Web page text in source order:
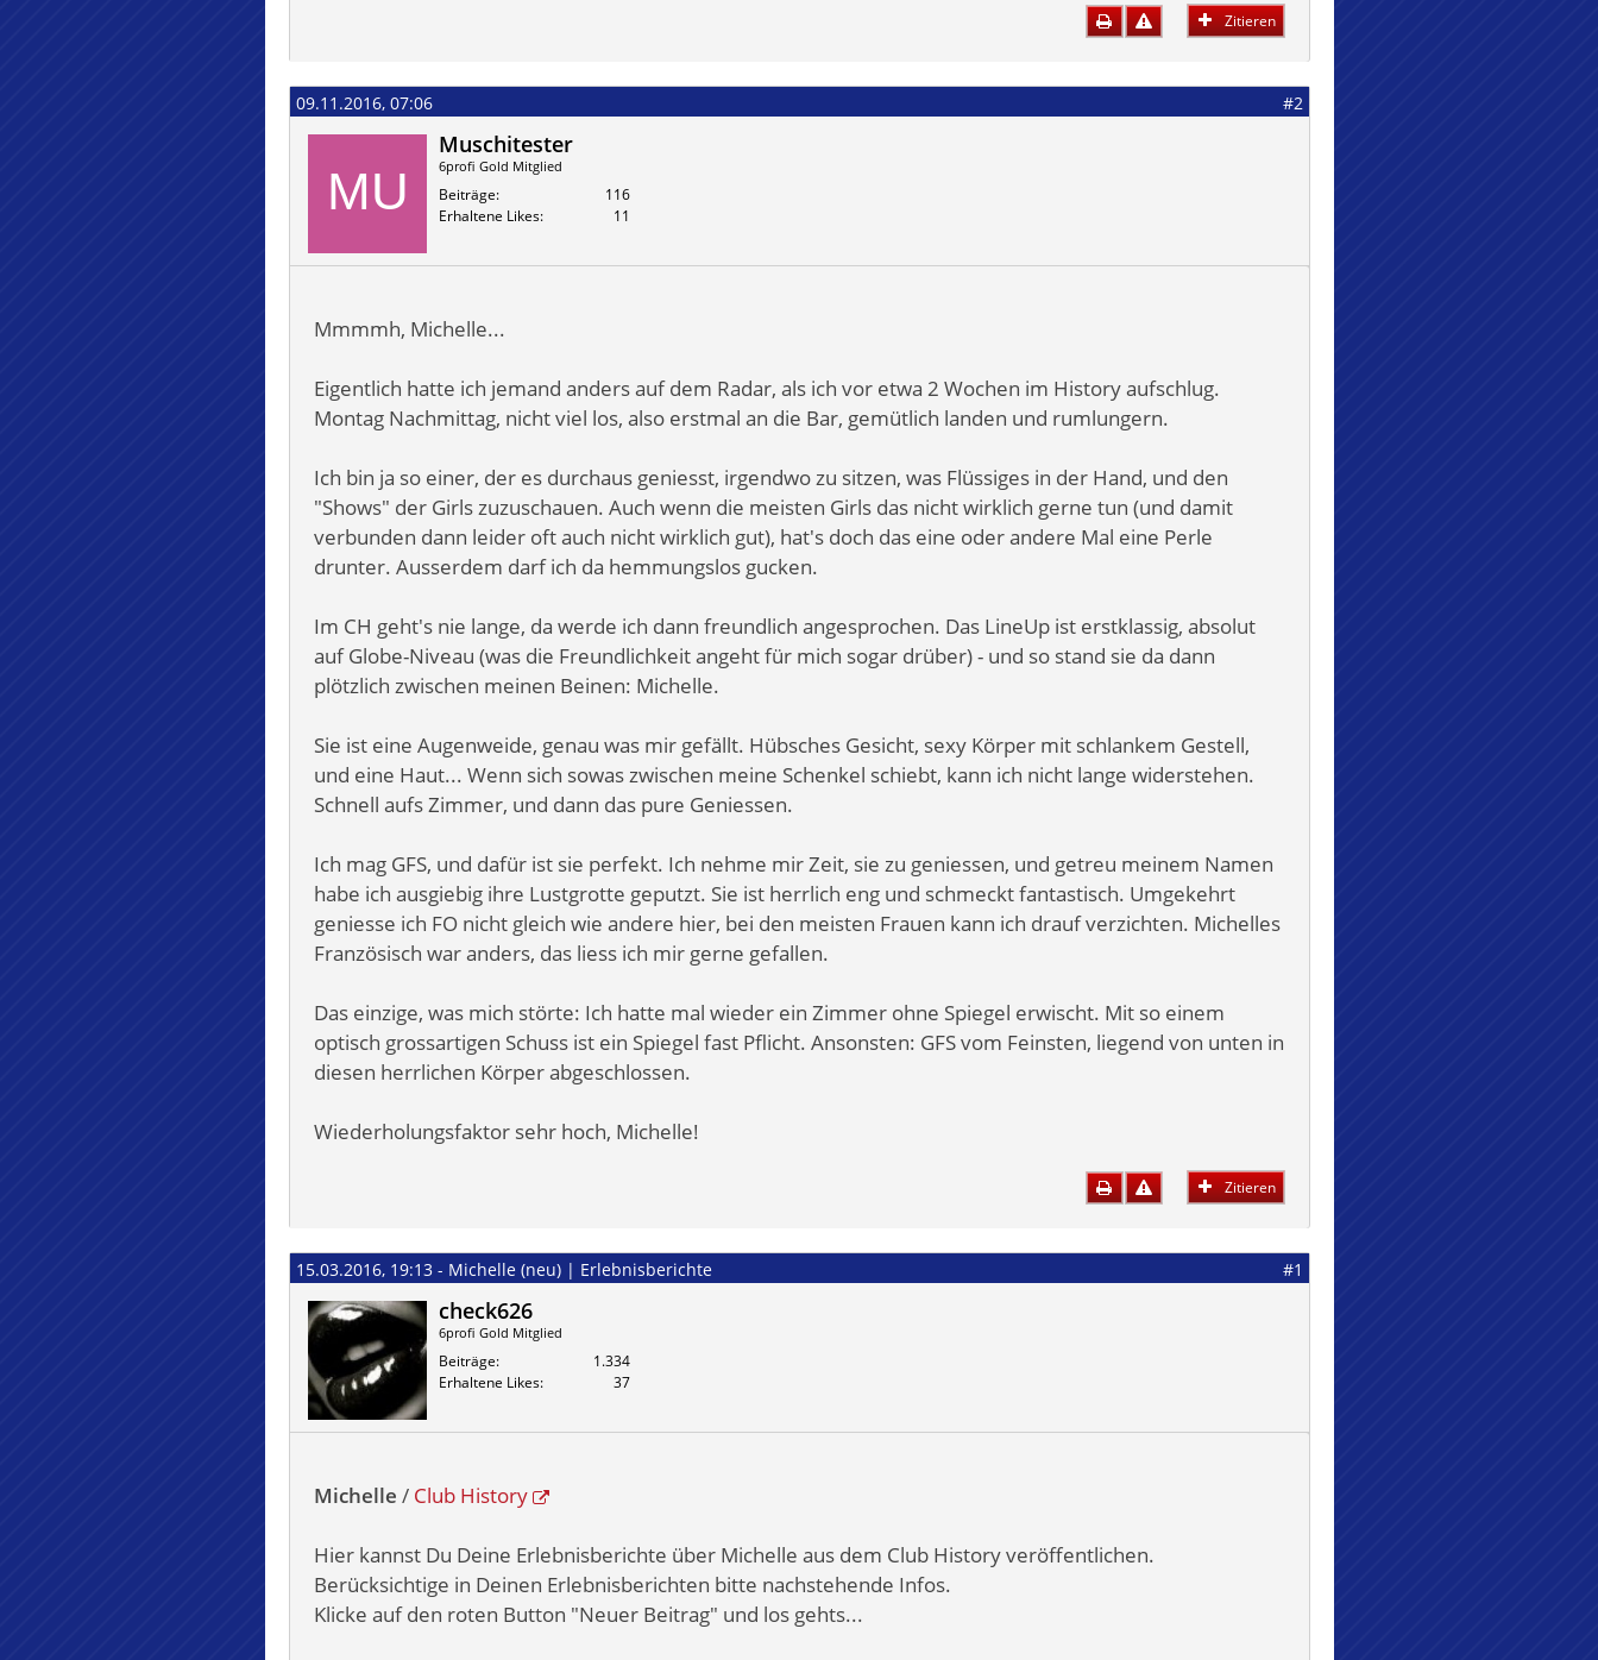
Zitieren
09.11.2016, 07:06 #2
Muschitester
6profi Gold Mitglied
Beiträge
116
Erhaltene Likes
11
Mmmmh, Michelle...
Eigentlich hatte ich jemand anders auf dem Radar, als ich vor etwa 2 Wochen im History aufschlug.
Montag Nachmittag, nicht viel los, also erstmal an die Bar, gemütlich landen und rumlungern.
Ich bin ja so einer, der es durchaus geniesst, irgendwo zu sitzen, was Flüssiges in der Hand, und den
"Shows" der Girls zuzuschauen. Auch wenn die meisten Girls das nicht wirklich gerne tun (und damit
verbunden dann leider oft auch nicht wirklich gut), hat's doch das eine oder andere Mal eine Perle
drunter. Ausserdem darf ich da hemmungslos gucken.
Im CH geht's nie lange, da werde ich dann freundlich angesprochen. Das LineUp ist erstklassig, absolut
auf Globe-Niveau (was die Freundlichkeit angeht für mich sogar drüber) - und so stand sie da dann
plötzlich zwischen meinen Beinen: Michelle.
Sie ist eine Augenweide, genau was mir gefällt. Hübsches Gesicht, sexy Körper mit schlankem Gestell,
und eine Haut... Wenn sich sowas zwischen meine Schenkel schiebt, kann ich nicht lange widerstehen.
Schnell aufs Zimmer, und dann das pure Geniessen.
Ich mag GFS, und dafür ist sie perfekt. Ich nehme mir Zeit, sie zu geniessen, und getreu meinem Namen
habe ich ausgiebig ihre Lustgrotte geputzt. Sie ist herrlich eng und schmeckt fantastisch. Umgekehrt
geniesse ich FO nicht gleich wie andere hier, bei den meisten Frauen kann ich drauf verzichten. Michelles
Französisch war anders, das liess ich mir gerne gefallen.
Das einzige, was mich störte: Ich hatte mal wieder ein Zimmer ohne Spiegel erwischt. Mit so einem
optisch grossartigen Schuss ist ein Spiegel fast Pflicht. Ansonsten: GFS vom Feinsten, liegend von unten in
diesen herrlichen Körper abgeschlossen.
Wiederholungsfaktor sehr hoch, Michelle!
Zitieren
15.03.2016, 19:13 - Michelle (neu) | Erlebnisberichte #1
check626
6profi Gold Mitglied
Beiträge
1.334
Erhaltene Likes
37
Michelle / Club History
Hier kannst Du Deine Erlebnisberichte über Michelle aus dem Club History veröffentlichen.
Berücksichtige in Deinen Erlebnisberichten bitte nachstehende Infos.
Klicke auf den roten Button "Neuer Beitrag" und los gehts...